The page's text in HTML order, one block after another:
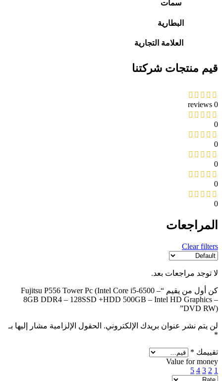
سمات
البطارية
العلامة التجارية
قيم منتجات شركتنا
0 reviews
0
0
0
0
0
المراجعات
Clear filters
لا توجد مراجعات بعد.
كن أول من يقيم “Fujitsu P556 Tower Pc (Intel Core i5-6500 –
8GB DDR4 – 128SSD +HDD 500GB – Intel HD Graphics –
DVD RW)”
لن يتم نشر عنوان بريدك الإلكتروني. الحقول الإلزامية مشار إليها بـ
*
تقييمك *
Value for money
1
2
3
4
5